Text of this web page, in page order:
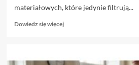
materiałowych, które jedynie filtrują...
Dowiedz się więcejDowiedz
Rolety